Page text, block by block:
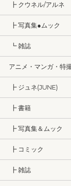
┣ クウネル/アルネ
┣ 写真集●ムック
┗ 雑誌
アニメ・マンガ・特
┣ ジュネ(JUNE)
┣ 書籍
┣ 写真集＆ムック
┣ コミック
┣ 雑誌